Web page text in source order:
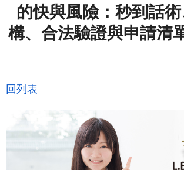
的快與風險：秒到話
構、合法驗證與申請清
回列表